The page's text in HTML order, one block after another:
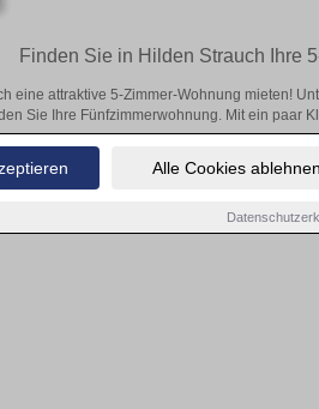
Alle Cookies ablehnen
Finden Sie in Hilden Strauch Ihre
eine attraktive 5-Zimmer-Wohnung mieten!
Sie Ihre Fünfzimmerwohnung. Mit ein paar
Objekte finden. Schauen Sie bald